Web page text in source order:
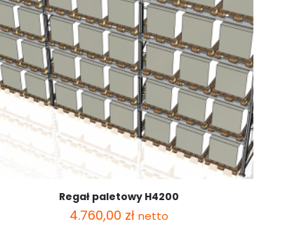
Regał paletowy H4200
4.760,00 zł netto